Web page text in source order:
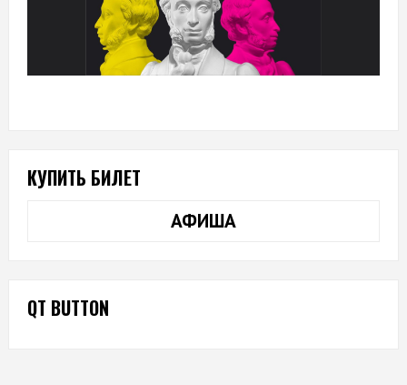
КУПИТЬ БИЛЕТ
АФИША
QT BUTTON